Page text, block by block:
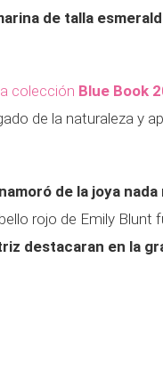
de talla
colección Blue Book
de la naturaleza y
de la joya nada
rojo de Emily
destacaran en la